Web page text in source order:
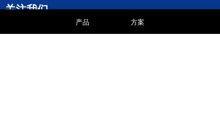
关注我们
产品 方案